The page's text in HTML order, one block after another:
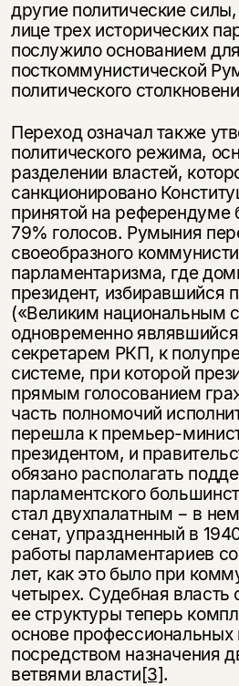
другие политические
лице трех исторических
послужило основанием
посткоммунистической
политического
Переход означал также
политического режима,
разделении властей,
санкционировано
принятой на референдуме
79% голосов. Румыния
своеобразного
парламентаризма, где
президент, избиравшийся
(«Великим национальным
одновременно
секретарем РКП, к
системе, при которой
прямым голосованием
часть полномочий
перешла к премьер-
президентом, и
обязано располагать
парламентского
стал двухпалатным − в
сенат, упраздненный в
работы парламентариев
лет, как это было при
четырех. Судебная
ее структуры теперь
основе профессиональных
посредством назначения
ветвями власти[3].